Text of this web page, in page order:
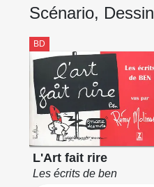
Scénario, Dessin
BD
L'Art fait rire
Les écrits de ben